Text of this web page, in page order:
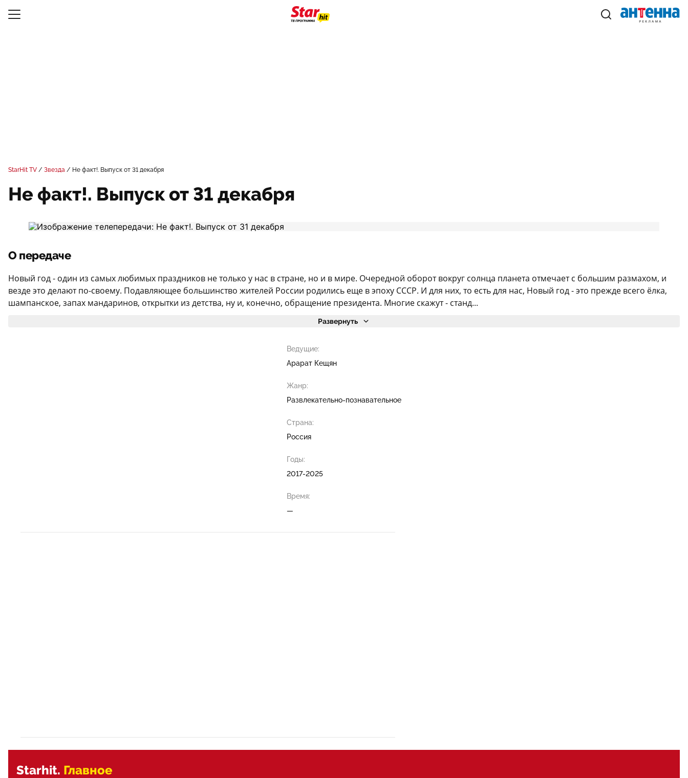
StarHit TV Звезда Не факт!. Выпуск от 31 декабря
Не факт!. Выпуск от 31 декабря
О передаче
Новый год - один из самых любимых праздников не только у нас в стране, но и в мире. Очередной оборот вокруг солнца планета отмечает с большим размахом, и
везде это делают по-своему. Подавляющее большинство жителей России родились еще в эпоху СССР. И для них, то есть для нас, Новый год - это прежде всего ёлка,
шампанское, запах мандаринов, открытки из детства, ну и, конечно, обращение президента. Многие скажут - станд...
Развернуть
Ведущие:
Арарат Кещян
Жанр:
Развлекательно-познавательное
Страна:
Россия
Годы:
2017-2025
Время:
—
Starhit. Главное